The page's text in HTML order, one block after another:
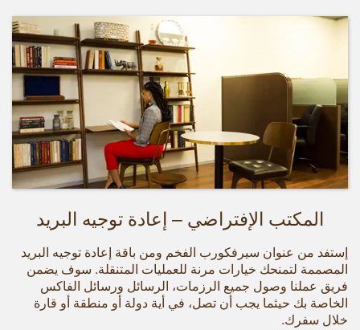
المكتب الإفتراضي – إعادة توجيه البريد
إستفد من عنوان سيرفكورب الفخم ومن باقة إعادة توجيه البريد
المصممة لتمنحك خيارات مرنة للعمليات المتنقلة. سوف يضمن
فريق عملنا وصول جميع الرزمات، الرسائل ورسائل الفاكس
الخاصة بك حيثما يجب أن تصل، في أية دولة أو منطقة أو قارة
خلال سفرك.